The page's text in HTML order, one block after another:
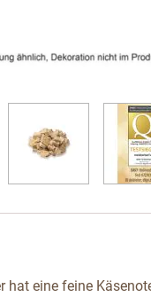
View larger
hat eine feine